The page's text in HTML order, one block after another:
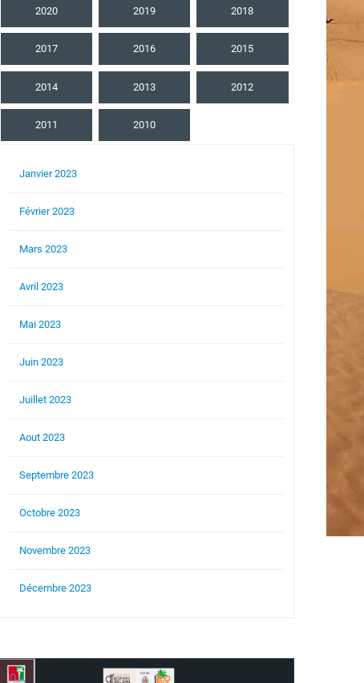
2020 2019 2018
2017 2016 2015
2014 2013 2012
2011 2010
Janvier 2023
Février 2023
Mars 2023
Avril 2023
Mai 2023
Juin 2023
Juillet 2023
Aout 2023
Septembre 2023
Octobre 2023
Novembre 2023
Décembre 2023